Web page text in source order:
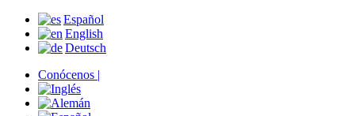
Español
English
Deutsch
Conócenos |